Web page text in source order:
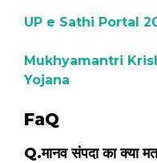
UP e Sathi Portal
Mukhyamantri
Yojana
FaQ
Q.मानव संपदा का क्या